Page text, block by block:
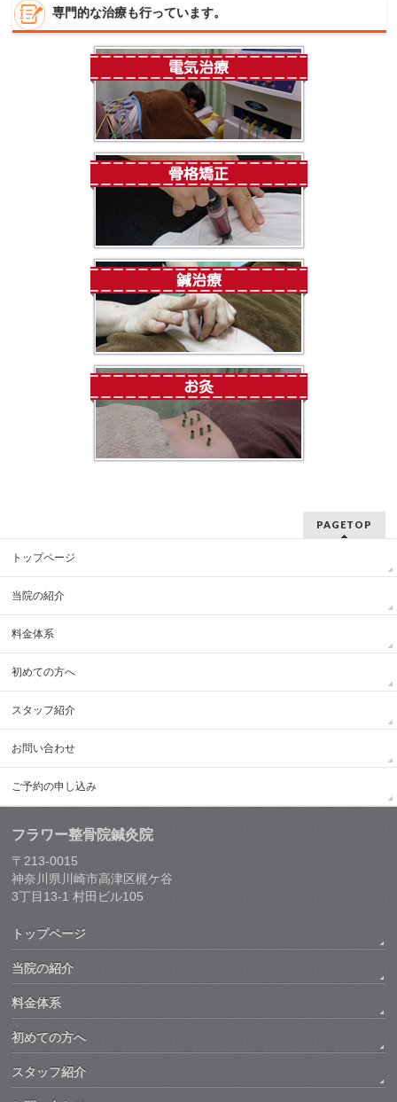
専門的な治療も行っています。
PAGETOP
トップページ
当院の紹介
料金体系
初めての方へ
スタッフ紹介
お問い合わせ
ご予約の申し込み
フラワー整骨院鍼灸院
〒213-0015
神奈川県川崎市高津区梶ケ谷
3丁目13-1 村田ビル105
トップページ
当院の紹介
料金体系
初めての方へ
スタッフ紹介